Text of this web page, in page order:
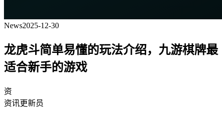
News2025-12-30
龙虎斗简单易懂的玩法介绍，九游棋牌最
适合新手的游戏
资
资讯更新员